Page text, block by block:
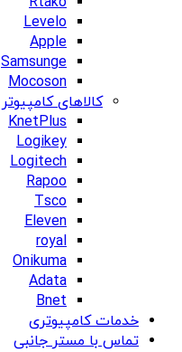
Levelo
Apple
Samsunge
Mocoson
کالاهای کامپیوتر
KnetPlus
Logikey
Logitech
Rapoo
Tsco
Eleven
royal
Onikuma
Adata
Bnet
خدمات کامپیوتری
تماس با مستر جانبی